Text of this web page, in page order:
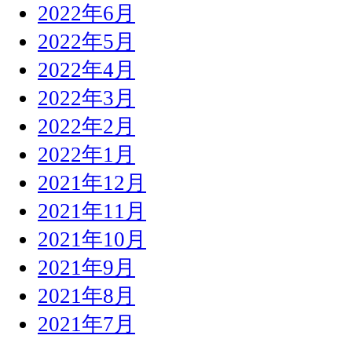
2022年6月
2022年5月
2022年4月
2022年3月
2022年2月
2022年1月
2021年12月
2021年11月
2021年10月
2021年9月
2021年8月
2021年7月